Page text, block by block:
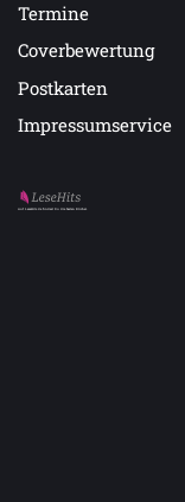
Termine
Coverbewertung
Postkarten
Impressumservice
Auf LeseHits.de findest Du die besten Bücher.